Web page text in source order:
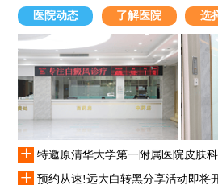
医院动态 了解医院 选
+
+